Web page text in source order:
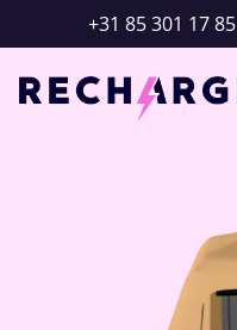
+31 85 301 17 85